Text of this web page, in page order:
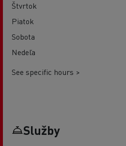
Štvrtok
Piatok
Sobota
Nedeľa
See specific hours >
Služby